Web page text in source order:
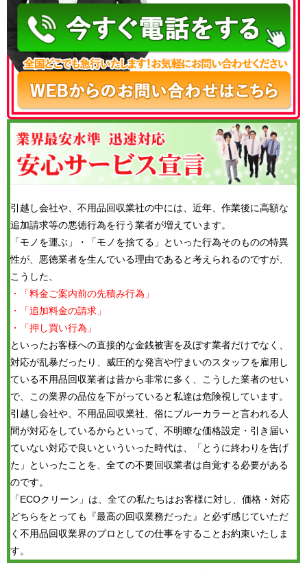
引越し会社や、不用品回収業社の中には、近年、作業後に高額な
追加請求等の悪徳行為を行う業者が増えています。
「モノを運ぶ」・「モノを捨てる」といった行為そのものの特異
性が、悪徳業者を生んでいる理由であると考えられるのですが、
こうした、
・「料金ご案内前の先積み行為」
・「追加料金の請求」
・「押し買い行為」
といったお客様への直接的な金銭被害を及ぼす業者だけでなく、
対応が乱暴だったり、威圧的な発言や佇まいのスタッフを雇用し
ている不用品回収業者は昔から非常に多く、こうした業者のせい
で、この業界の品位を下がっていると私達は危険視しています。
引越し会社や、不用品回収業社、俗にブルーカラーと言われる人
間が対応をしているからといって、不明瞭な価格設定・引き届い
ていない対応で良いといういった時代は、「とうに終わりを告げ
た」といったことを、全ての不要回収業者は自覚する必要がある
のです。
「ECOクリーン」は、全ての私たちはお客様に対し、価格・対応
どちらをとっても『最高の回収業務だった』と必ず感じていただ
く不用品回収業界のプロとしての仕事をすることお約束いたしま
す。